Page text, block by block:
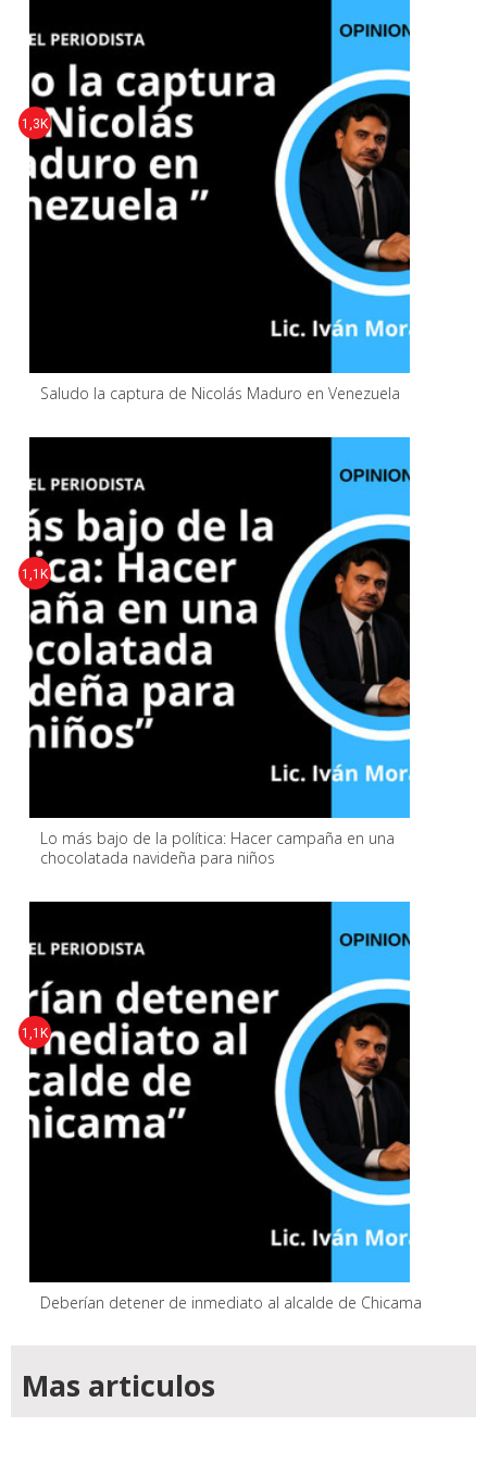
Saludo la captura de Nicolás Maduro en Venezuela
1,3K
Lo más bajo de la política: Hacer campaña en una
chocolatada navideña para niños
1,1K
Deberían detener de inmediato al alcalde de Chicama
1,1K
Mas articulos